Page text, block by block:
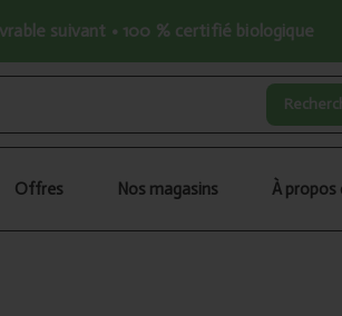
suivant • 100 % certifié biologique
Offres Nos magasins À propos